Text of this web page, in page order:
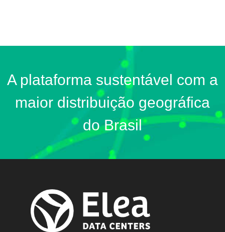
A plataforma sustentável com a
maior distribuição geográfica
do Brasil